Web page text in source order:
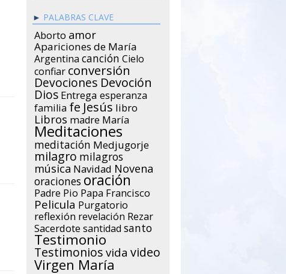
PALABRAS CLAVE
Aborto amor
Apariciones de María
Argentina canción Cielo
confiar conversión
Devociones Devoción
Dios Entrega esperanza
familia fe Jesús libro
Libros madre María
Meditaciones
meditación Medjugorje
milagro milagros
música Navidad Novena
oraciones oración
Padre Pio Papa Francisco
Pelicula Purgatorio
reflexión revelación Rezar
Sacerdote santidad santo
Testimonio
Testimonios vida video
Virgen María